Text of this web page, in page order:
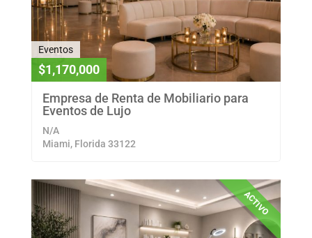
Eventos
$1,170,000
Empresa de Renta de Mobiliario para
Eventos de Lujo
N/A
Miami, Florida 33122
ACTIVO